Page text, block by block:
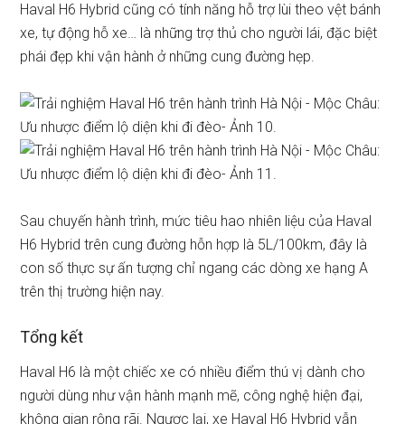
Haval H6 Hybrid cũng có tính năng hỗ trợ lùi theo vệt bánh
xe, tự động hỗ xe… là những trợ thủ cho người lái, đặc biệt
phái đẹp khi vận hành ở những cung đường hẹp.
Sau chuyến hành trình, mức tiêu hao nhiên liệu của Haval
H6 Hybrid trên cung đường hỗn hợp là 5L/100km, đây là
con số thực sự ấn tượng chỉ ngang các dòng xe hạng A
trên thị trường hiện nay.
Tổng kết
Haval H6 là một chiếc xe có nhiều điểm thú vị dành cho
người dùng như vận hành mạnh mẽ, công nghệ hiện đại,
không gian rộng rãi. Ngược lại, xe Haval H6 Hybrid vẫn